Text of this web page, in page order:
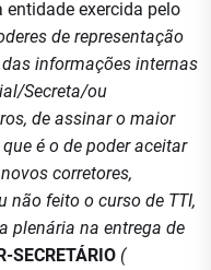
exercida pelo
de representação
informações internas
Secreta/ou
de assinar o maior
é o de poder aceitar
corretores,
não feito o curso de TTI,
plenária na entrega de
SECRETÁRIO (